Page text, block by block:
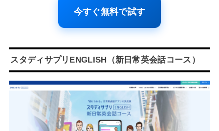
今すぐ無料で試す
スタディサプリENGLISH（新日常英会話コース）